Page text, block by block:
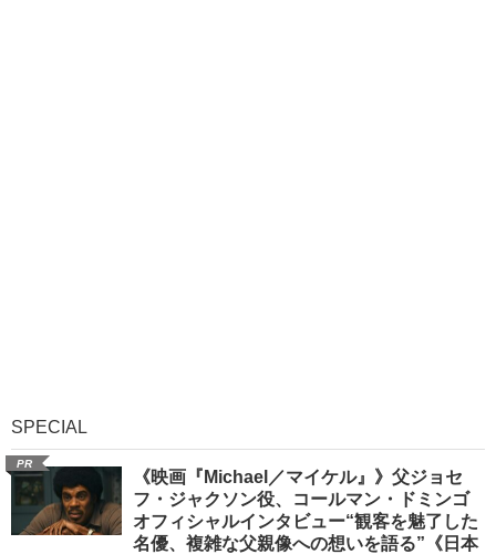
SPECIAL
PR
《映画『Michael／マイケル』》父ジョセ
フ・ジャクソン役、コールマン・ドミンゴ
オフィシャルインタビュー“観客を魅了した
名優、複雑な父親像への想いを語る”《日本